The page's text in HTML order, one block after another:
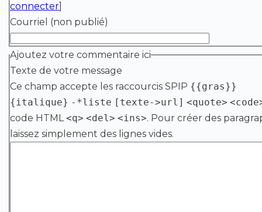
connecter]
Courriel (non publié)
Ajoutez votre commentaire ici
Texte de votre message
Ce champ accepte les raccourcis SPIP {{gras}}
{italique} -*liste [texte->url] <quote>
code HTML<q> <del> <ins>. Pour créer des
laissez simplement des lignes vides.